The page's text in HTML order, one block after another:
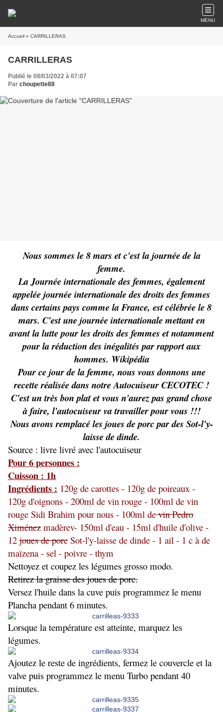
MENU
Accueil » CARRILLERAS
CARRILLERAS
Publié le 08/03/2022 à 07:07
Par choupette88
Nous sommes le 8 mars et c'est la journée de la
femme.
La Journée internationale des femmes, également
appelée journée internationale des droits des femmes
dans certains pays comme la France, est célébrée le 8
mars. C'est une journée internationale mettant en
avant la lutte pour les droits des femmes et notamment
pour la réduction des inégalités par rapport aux
hommes. Wikipédia
Pour ce jour de la femme, nous vous donnons une
recette réalisée dans notre Autocuiseur CECOTEC !
C'est un très bon plat et vous n'aurez pas grand chose
à faire, l'autocuiseur va travailler pour vous !!!
Nous avons remplacé les joues de porc par des Sot-l'y-
laisse de dinde.
Source : livre livré avec l'autocuiseur
Pour 6 personnes :
Cuisson : 1h
Ingrédients : 120g de carottes - 120g de poireaux -
120g d'oignons - 200ml de vin rouge - 100ml de vin
rouge Sidi Brahim pour nous - 100ml devin Pedro
Ximénez madèrev- 150ml d'eau - 15ml d'huile d'olive -
12 joues de porc Sot-l'y-laisse de dinde - 1 ail - 1 c à de
maïzena - sel - poivre - thym
Nettoyez et coupez les légumes grosso modo.
Retirez la graisse des joues de porc.
Versez l'huile dans la cuve puis programmez le menu
Plancha pendant 6 minutes.
Lorsque la température est atteinte, marquez les
légumes.
Ajoutez le reste de ingrédients, fermez le couvercle et la
valve puis programmez le menu Turbo pendant 40
minutes.